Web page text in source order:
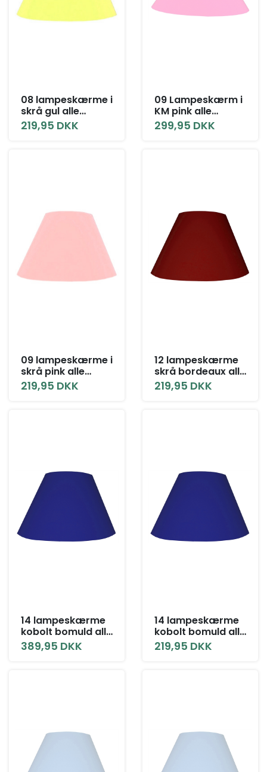
08 lampeskærme i
skrå gul alle
størrelser
219,95 DKK
09 Lampeskærm i
KM pink alle
størrelser
299,95 DKK
09 lampeskærme i
skrå pink alle
størrelser
219,95 DKK
12 lampeskærme
skrå bordeaux alle
størrelser
219,95 DKK
14 lampeskærme
kobolt bomuld alle
størrelser med låg
389,95 DKK
14 lampeskærme
kobolt bomuld alle
størrelser uden
låg
219,95 DKK